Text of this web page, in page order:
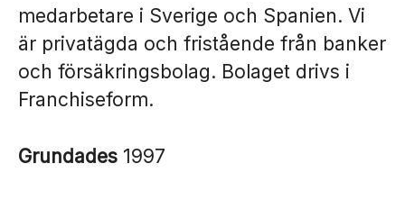
medarbetare i Sverige och Spanien. Vi
är privatägda och fristående från banker
och försäkringsbolag. Bolaget drivs i
Franchiseform.
Grundades 1997